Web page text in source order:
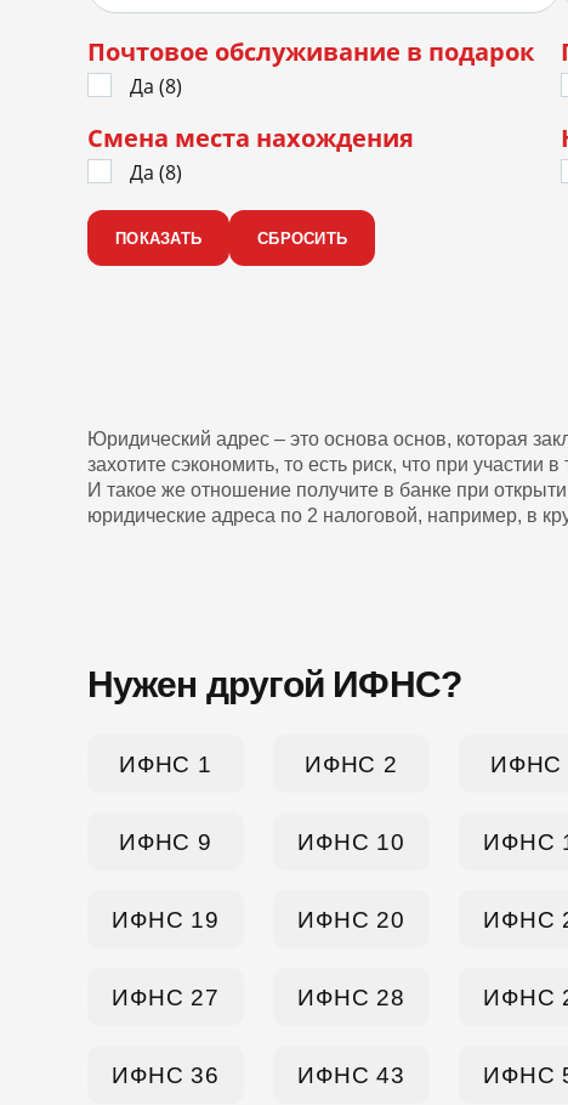
Почтовое обслуживание в подарок
Да (8)
Смена места нахождения
Да (8)
Юридический адрес – это основа основ, которая
захотите сэкономить, то есть риск, что при
И такое же отношение получите в банке при
юридические адреса по 2 налоговой, например, в
Нужен другой ИФНС?
ИФНС 1 ИФНС 2 ИФНС
ИФНС 9 ИФНС 10 ИФНС
ИФНС 19 ИФНС 20 ИФНС
ИФНС 27 ИФНС 28 ИФНС
ИФНС 36 ИФНС 43 ИФНС